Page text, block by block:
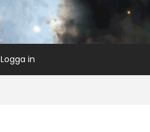
Logga in